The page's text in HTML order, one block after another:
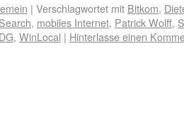
| Verschlagwortet mit Bitkom,
, mobiles Internet, Patrick Wolff,
, WinLocal | Hinterlasse einen